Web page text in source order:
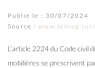
Publié le : 30/07/2024
Source : www.lemag-
L’article 2224 du Code civil
mobilières se prescrivent